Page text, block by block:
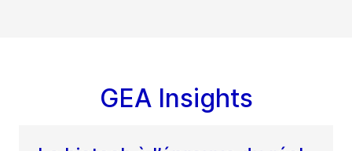
GEA Insights